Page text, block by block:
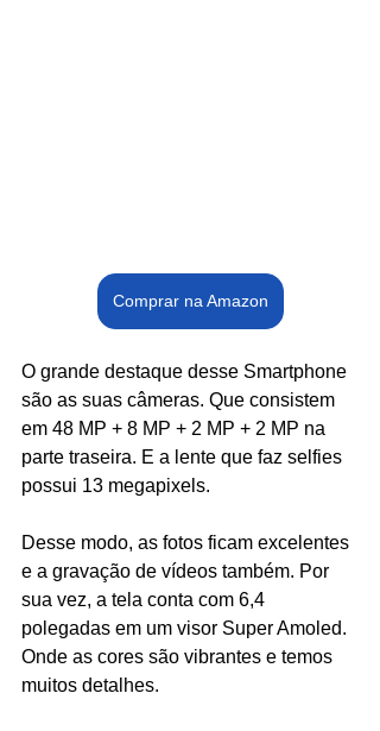
Comprar na Amazon
O grande destaque desse Smartphone
são as suas câmeras. Que consistem
em 48 MP + 8 MP + 2 MP + 2 MP na
parte traseira. E a lente que faz selfies
possui 13 megapixels.
Desse modo, as fotos ficam excelentes
e a gravação de vídeos também. Por
sua vez, a tela conta com 6,4
polegadas em um visor Super Amoled.
Onde as cores são vibrantes e temos
muitos detalhes.